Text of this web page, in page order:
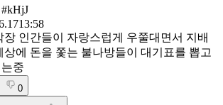
13:58
장 인간들이 자랑스럽게 우쭐대면서 지배
상에 돈을 쫓는 불나방들이 대기표를 뽑고
중
0